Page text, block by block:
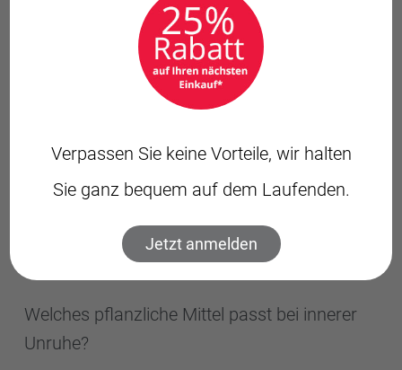
FAQ: Häufige Fragen zu
Nervosität und natürlichen
Kurzfristig helfen oft Atemübungen, ein kurzer
Spaziergang, weniger Reize und ein warmes Getränk.
sondern unterstützen eher über regelmäßige
Anwendung und passende Rituale.
Welches pflanzliche Mittel passt bei innerer
Unruhe?
Verpassen Sie keine Vorteile, wir halten
Sie ganz bequem auf dem Laufenden.
Jetzt anmelden